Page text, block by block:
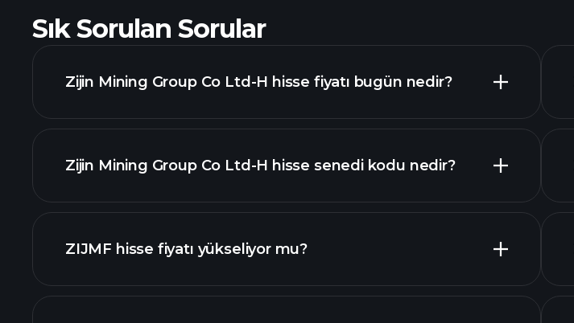
Sık Sorulan Sorular
Zijin Mining Group Co Ltd-H hisse fiyatı bugün nedir?
gelişmiş grafik
Zijin Mining Group Co Ltd-H hisse senedi kodu nedir?
ZIJMF hisse fiyatı yükseliyor mu?